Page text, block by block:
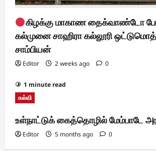
கிழக்கு மாகாண தைக்வாண்டோ
கல்முனை சாஹிரா கல்லூரி
சாம்பியன்
Editor 2 weeks ago 0
1 minute read
கல்வி
உள்நாட்டுக் கைத்தொழில் மேம்பாடே
Editor 5 months ago 0